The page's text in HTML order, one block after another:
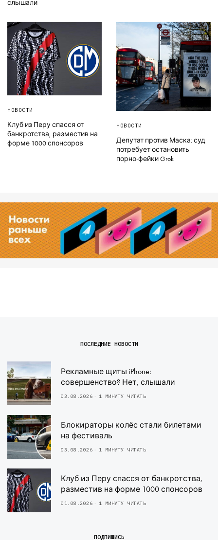
слышали
НОВОСТИ
Клуб из Перу спасся от
банкротства, разместив на
форме 1000 спонсоров
НОВОСТИ
Депутат против Маска: суд
потребует остановить
порно-фейки Grok
ПОСЛЕДНИЕ НОВОСТИ
Рекламные щиты iPhone:
совершенство? Нет, слышали
03.08.2026 1 МИНУТУ ЧИТАТЬ
Блокираторы колёс стали билетами
на фестиваль
03.08.2026 1 МИНУТУ ЧИТАТЬ
Клуб из Перу спасся от банкротства,
разместив на форме 1000 спонсоров
01.08.2026 1 МИНУТУ ЧИТАТЬ
ПОДПИШИСЬ